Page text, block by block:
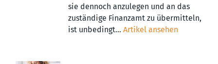
sie dennoch anzulegen und an das
zuständige Finanzamt zu übermitteln,
ist unbedingt... Artikel ansehen